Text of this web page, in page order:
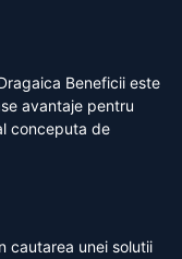
Beneficii este
avantaje pentru
conceputa de
cautarea unei solutii